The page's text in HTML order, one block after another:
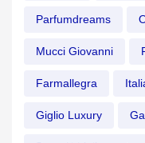
Parfumdreams
Mucci Giovanni
Farmallegra
Giglio Luxury